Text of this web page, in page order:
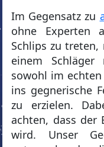
Im Gegensatz zu
ohne Experten
Schlips zu
einem
sowohl im
ins gegnerische
zu erzielen.
achten, dass der
wird. Unser